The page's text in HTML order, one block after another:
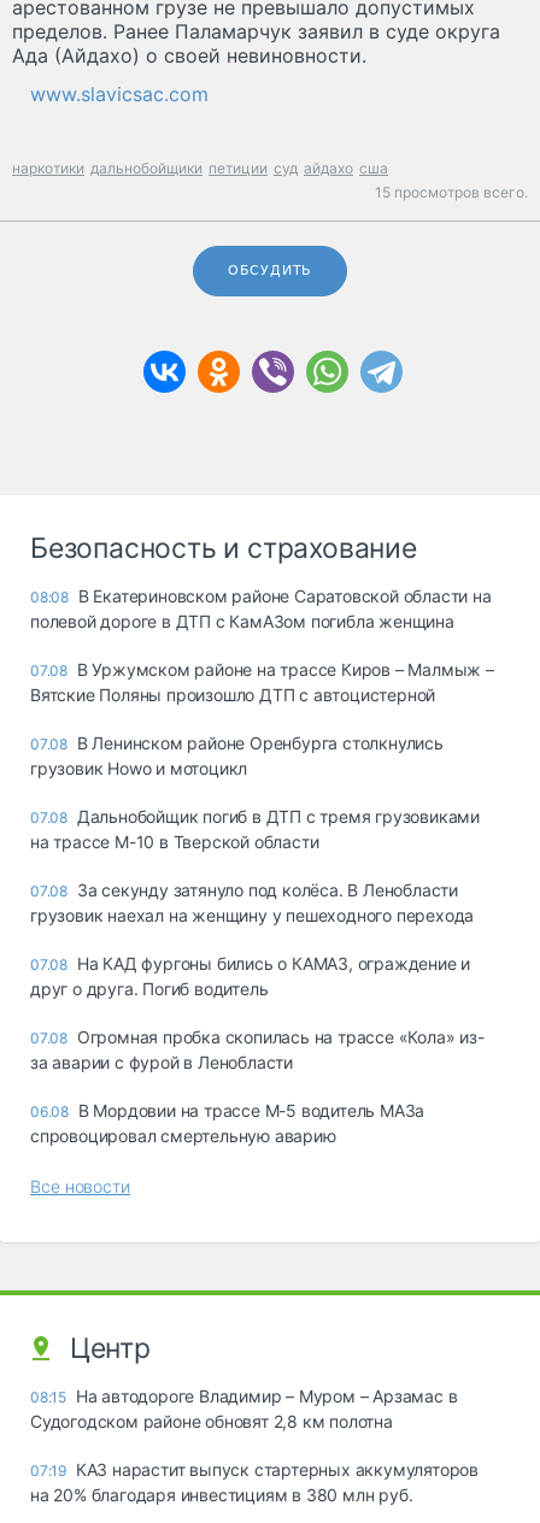
арестованном грузе не превышало допустимых
пределов. Ранее Паламарчук заявил в суде округа
Ада (Айдахо) о своей невиновности.
www.slavicsac.com
наркотики дальнобойщики петиции суд айдахо сша
15 просмотров всего.
ОБСУДИТЬ
Безопасность и страхование
08:08 В Екатериновском районе Саратовской области на
полевой дороге в ДТП с КамАЗом погибла женщина
07.08 В Уржумском районе на трассе Киров – Малмыж –
Вятские Поляны произошло ДТП с автоцистерной
07.08 В Ленинском районе Оренбурга столкнулись
грузовик Howo и мотоцикл
07.08 Дальнобойщик погиб в ДТП с тремя грузовиками
на трассе М-10 в Тверской области
07.08 За секунду затянуло под колёса. В Ленобласти
грузовик наехал на женщину у пешеходного перехода
07.08 На КАД фургоны бились о КАМАЗ, ограждение и
друг о друга. Погиб водитель
07.08 Огромная пробка скопилась на трассе «Кола» из-
за аварии с фурой в Ленобласти
06.08 В Мордовии на трассе М-5 водитель МАЗа
спровоцировал смертельную аварию
Все новости
Центр
08:15 На автодороге Владимир – Муром – Арзамас в
Судогодском районе обновят 2,8 км полотна
07:19 КАЗ нарастит выпуск стартерных аккумуляторов
на 20% благодаря инвестициям в 380 млн руб.